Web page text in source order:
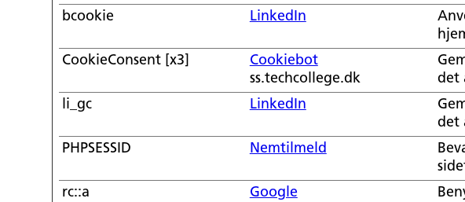
bcookie LinkedIn
CookieConsent [x3]
Cookiebot
ss.techcollege.dk
det
li_gc LinkedIn
det
PHPSESSID Nemtilmeld
rc::a Google